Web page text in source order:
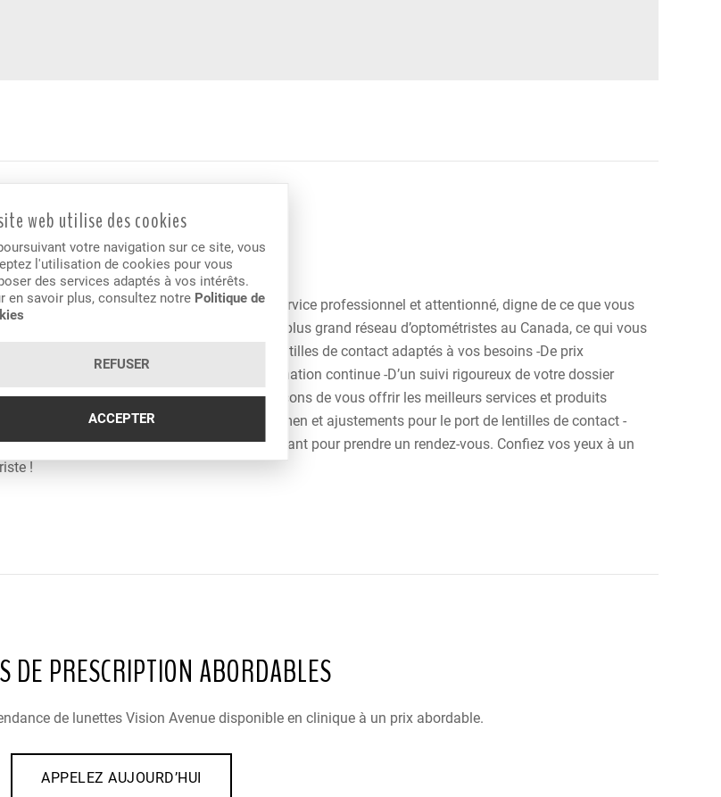
années. Nous vous assurons un service professionnel et attentionné, digne de ce que vous
partie des Services Optométriques Inc, le plus grand réseau d’optométristes au Canada, ce qui vous
solaires, lentilles et traitements ainsi que lentilles de contact adaptés à vos besoins -De prix
dans la santé des yeux et recevant une formation continue -D’un suivi rigoureux de votre dossier
meilleure santé visuelle, nous nous efforçons de vous offrir les meilleurs services et produits
la vue -État de la santé de vos yeux -Examen et ajustements pour le port de lentilles de contact -
au laser Téléphonez-nous dès maintenant pour prendre un rendez-vous. Confiez vos yeux à un
!
DE PRESCRIPTION ABORDABLES
de lunettes Vision Avenue disponible en clinique à un prix abordable.
APPELEZ AUJOURD’HUI
web utilise des cookies
votre navigation sur ce site, vous
l'utilisation de cookies pour vous
des services adaptés à vos intérêts.
en savoir plus, consultez notre Politique de
REFUSER
ACCEPTER